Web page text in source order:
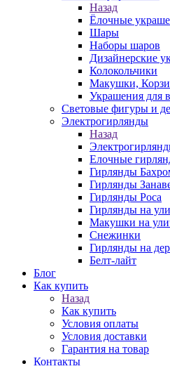
Назад
Ёлочные
Шары
Наборы шаров
Дизайнерские
Колокольчики
Макушки,
Украшения для
Световые фигуры и
Электрогирлянды
Назад
Елочные
Гирлянды
Гирлянды
Гирлянды Роса
Гирлянды на
Макушки на
Снежинки
Гирлянды на
Белт-лайт
Блог
Как купить
Назад
Как купить
Условия оплаты
Условия доставки
Гарантия на товар
Контакты